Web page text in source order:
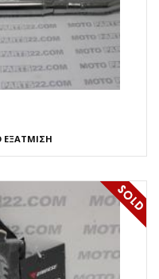
ΕΞΑΤΜΙΣΗ